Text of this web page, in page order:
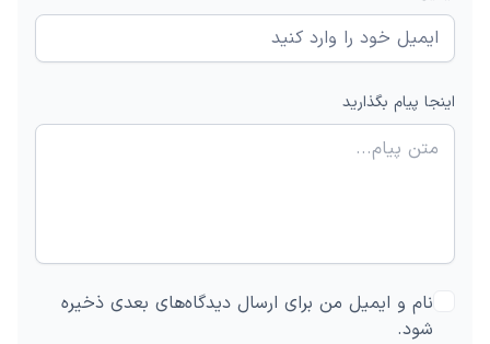
اینجا پیام بگذارید
نام و ایمیل من برای ارسال دیدگاه‌های بعدی ذخیره
شود.